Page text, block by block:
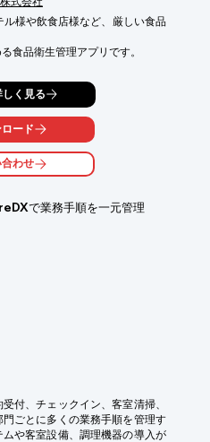
ル様や飲食店様など、厳しい食品
食品衛生管理アプリです。
に準拠し、食品衛生の基本への
から、あると便利な応用機能ま
査・報告規定にも対応済みで、
く見る
ード
わせ
で業務手順を一元管理
付、チェックイン、客室清掃、
ごとに多くの業務手順を管理す
や客室設備、調理機器の導入が